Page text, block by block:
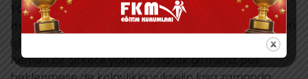
Yöneticilik, işletme mezunları için ilk akla gelen
meslek… Evet işletme bölümü mezunlarının yaptıkları
işlerden biri yöneticiliktir. Tabii ki mezun olur olmaz
hemen bir şirkete yönetici olarak girmeniz pek